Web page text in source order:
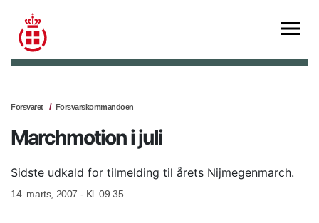
Forsvaret Forsvarskommandoen
Marchmotion i juli
Sidste udkald for tilmelding til årets Nijmegenmarch.
14. marts, 2007 - Kl. 09.35